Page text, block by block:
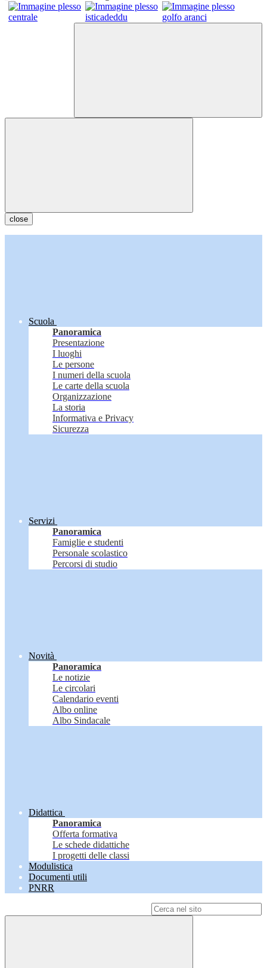
close
Scuola
Panoramica
Presentazione
I luoghi
Le persone
I numeri della scuola
Le carte della scuola
Organizzazione
La storia
Informativa e Privacy
Sicurezza
Servizi
Panoramica
Famiglie e studenti
Personale scolastico
Percorsi di studio
Novità
Panoramica
Le notizie
Le circolari
Calendario eventi
Albo online
Albo Sindacale
Didattica
Panoramica
Offerta formativa
Le schede didattiche
I progetti delle classi
Modulistica
Documenti utili
PNRR